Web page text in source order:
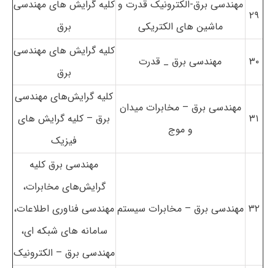
۲۹
مهندسی برق-الکترونیک قدرت و
ماشین های الکتریکی
کلیه گرایش های مهندسی
برق
۳۰ مهندسی برق _ قدرت
کلیه گرایش های مهندسی
برق
۳۱
مهندسی برق – مخابرات میدان
و موج
کلیه گرایش‌های مهندسی
برق – کلیه گرایش های
فیزیک
۳۲ مهندسی برق – مخابرات سیستم
مهندسی برق کلیه
گرایش‌های مخابرات،
مهندسی فناوری اطلاعات،
سامانه های شبکه ای،
مهندسی برق – الکترونیک